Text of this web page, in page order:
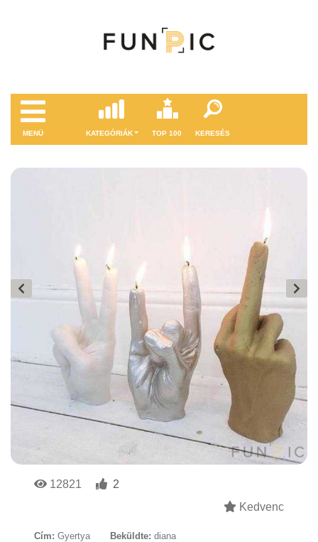
MENÜ KATEGÓRIÁK TOP 100 KERESÉS
12821
2
Kedvenc
Cím: Gyertya Beküldte: diana